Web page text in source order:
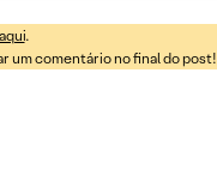
.
um comentário no final do post!